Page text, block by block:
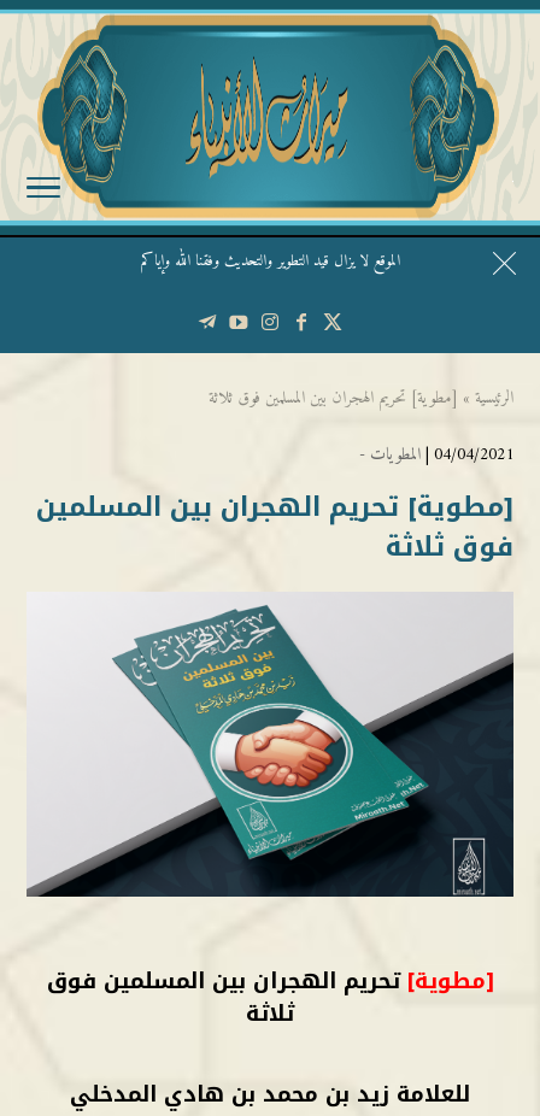
الموقع لا يزال قيد التطوير والتحديث وفقنا الله وإياكم
قال الشيخ ربيع وفقه الله: نحن ليس عندنا تقديس الأشخاص
الرئيسية » [مطوية] تحريم الهجران بين المسلمين فوق ثلاثة
04/04/2021 | المطويات -
[مطوية] تحريم الهجران بين المسلمين
فوق ثلاثة
[مطوية]تحريم الهجران بين المسلمين فوق
ثلاثة
للعلامة زيد بن محمد بن هادي المدخلي